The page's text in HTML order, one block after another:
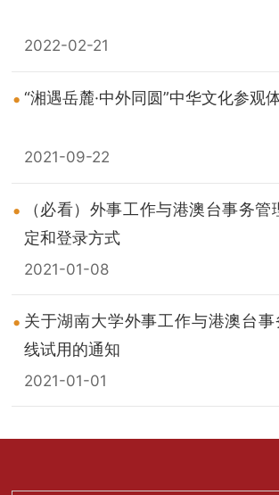
2022-02-21
“湘遇岳麓·中外同圆”中华文化参观
2021-09-22
（必看）外事工作与港澳台事务
定和登录方式
2021-01-08
关于湖南大学外事工作与港澳台
线试用的通知
2021-01-01